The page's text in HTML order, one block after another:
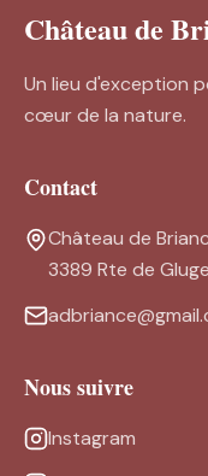
Château de
Un lieu d'exception
cœur de la nature.
Contact
Château de
3389 Rte de
Nous suivre
Instagram